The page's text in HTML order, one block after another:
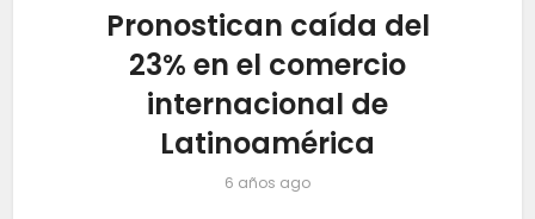
Pronostican caída del
23% en el comercio
internacional de
Latinoamérica
6 años ago